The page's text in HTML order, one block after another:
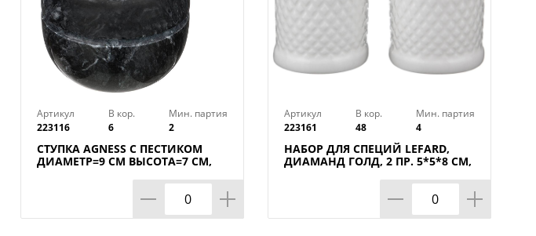
за доломитовой посудой не сложные:
абразивные чистящие средства;
в СВЧ печах и ПММ;
нейтральных моющих средств;
резкого перепада температур.
Артикул
223116
В кор.
6
Мин. партия
2
СТУПКА AGNESS С ПЕСТИКОМ
ДИАМЕТР=9 СМ ВЫСОТА=7 СМ,
Артикул
223161
В кор.
48
Мин. партия
4
НАБОР ДЛЯ СПЕЦИЙ LEFARD,
ДИАМАНД ГОЛД, 2 ПР. 5*5*8 СМ,